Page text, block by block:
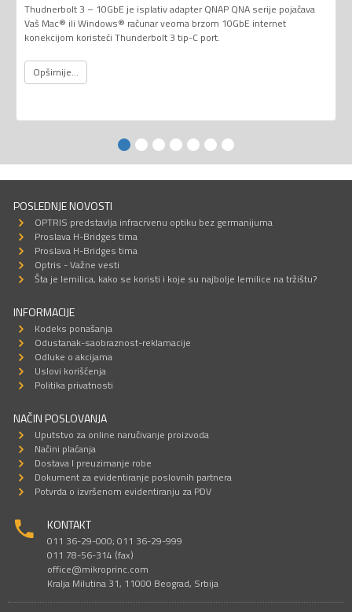
Thudnerbolt 3 – 10GbE je isplativ adapter QNAP QNA serije pojačava
Vaš Mac® ili Windows® računar veoma brzom 10GbE internet
konekcijom koristeći Thunderbolt 3 tip-C port.
Opširnije...
POSLEDNJE NOVOSTI
OPTRIS predstavlja infracrvenu optiku bez germanijuma
Proslava H-Bridges tima
Proslava H-Bridges tima
Optris - Važne vesti
Šta je lemilica, kako se koristi i koje su najbolje lemilice na tržištu?
INFORMACIJE
Kodeks ponašanja
Odustanak-saobraznost-reklamacije
Odluke o akcijama
Uslovi korišćenja
Politika privatnosti
NAČIN POSLOVANJA
Uputstvo za online naručivanje proizvoda
Načini plaćanja
Dostava I preuzimanje robe
Dokument za evidentiranje poslovnih partnera
Potvrda o izvršenom evidentiranju za PDV
KONTAKT
011 36-29-000; 011 36-29-999
011 78-56-314 (fax)
office@mikroprinc.com
Kralja Milutina 31, 11000 Beograd, Srbija